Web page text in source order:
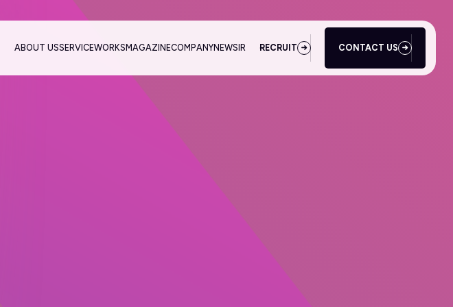
ABOUT USSERVICEWORKS MAGAZINECOMPANYNEWS IR RECRUIT CONTACT US